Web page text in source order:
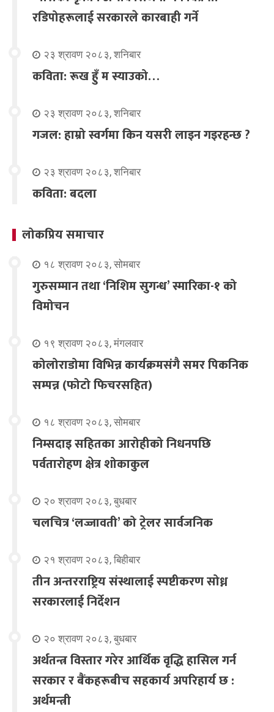
रडिपोहरूलाई सरकारले कारबाही गर्ने
२३ श्रावण २०८३, शनिबार
कविता: रूख हुँ म स्याउको…
२३ श्रावण २०८३, शनिबार
गजल: हाम्रो स्वर्गमा किन यसरी लाइन गइरहन्छ ?
२३ श्रावण २०८३, शनिबार
कविता: बदला
लोकप्रिय समाचार
१८ श्रावण २०८३, सोमबार
गुरुसम्मान तथा ‘निशिम सुगन्ध’ स्मारिका-१ को
विमोचन
१९ श्रावण २०८३, मंगलवार
कोलोराडोमा विभिन्न कार्यक्रमसंगै समर पिकनिक
सम्पन्न (फोटो फिचरसहित)
१८ श्रावण २०८३, सोमबार
निम्सदाइ सहितका आरोहीको निधनपछि
पर्वतारोहण क्षेत्र शोकाकुल
२० श्रावण २०८३, बुधबार
चलचित्र ‘लज्जावती’ को ट्रेलर सार्वजनिक
२१ श्रावण २०८३, बिहीबार
तीन अन्तरराष्ट्रिय संस्थालाई स्पष्टीकरण सोध्न
सरकारलाई निर्देशन
२० श्रावण २०८३, बुधबार
अर्थतन्त्र विस्तार गरेर आर्थिक वृद्धि हासिल गर्न
सरकार र बैंकहरूबीच सहकार्य अपरिहार्य छ :
अर्थमन्त्री